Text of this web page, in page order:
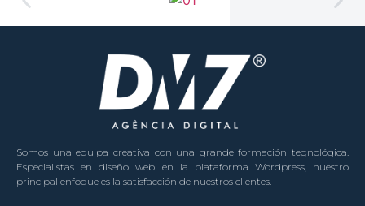
Somos una equipa creativa con una grande formación tegnológica.
Especialistas en diseño web en la plataforma Wordpress, nuestro
principal enfoque es la satisfacción de nuestros clientes.